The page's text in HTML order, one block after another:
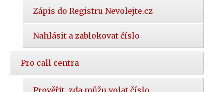
Zápis do Registru Nevolejte.cz
Nahlásit a zablokovat číslo
Pro call centra